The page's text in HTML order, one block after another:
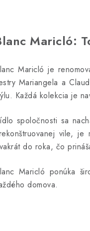
Maricló:
Maricló je
Mariangela a
Každá kolekcia je
spoločnosti sa
vile,
do roka, čo
Maricló ponúka
domova.